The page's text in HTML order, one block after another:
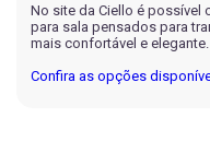
No site da Ciello é possível
para sala pensados para
mais confortável e elegante.
Confira as opções